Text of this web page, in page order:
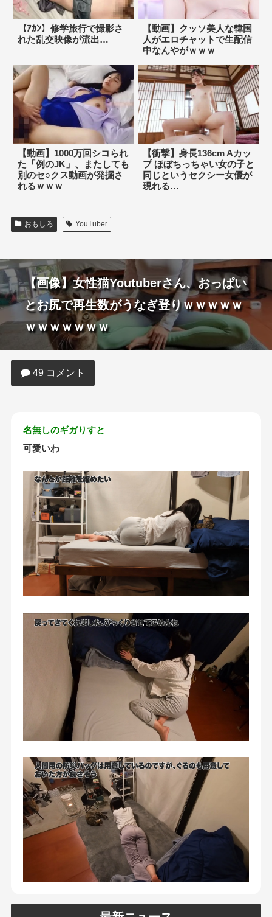
【ｱｶﾝ】修学旅行で撮影さ
れた乱交映像が流出…
【動画】クッソ美人な韓国
人がエロチャットで生配信
中なんやがｗｗｗ
【動画】1000万回シコられ
た「例のJK」、またしても
別のセ○クス動画が発掘さ
れるｗｗｗ
【衝撃】身長136cm Aカッ
プ ほぼちっちゃい女の子と
同じというセクシー女優が
現れる…
おもしろ YouTuber
【画像】女性猫Youtuberさん、おっぱい
とお尻で再生数がうなぎ登りｗｗｗｗｗ
ｗｗｗｗｗｗｗ
49 コメント
名無しのギガりすと
可愛いわ